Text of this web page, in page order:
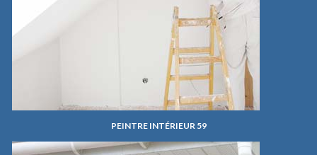
PEINTRE INTÉRIEUR 59